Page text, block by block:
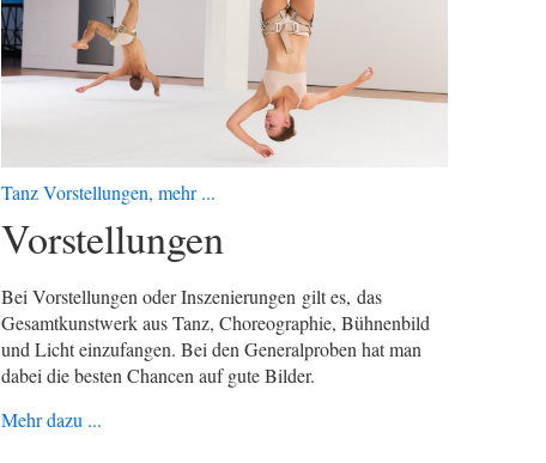
Tanz Vorstellungen, mehr ...
Vorstellungen
Bei Vorstellungen oder Inszenierungen gilt es, das
Gesamtkunstwerk aus Tanz, Choreographie, Bühnenbild
und Licht einzufangen. Bei den Generalproben hat man
dabei die besten Chancen auf gute Bilder.
Mehr dazu ...